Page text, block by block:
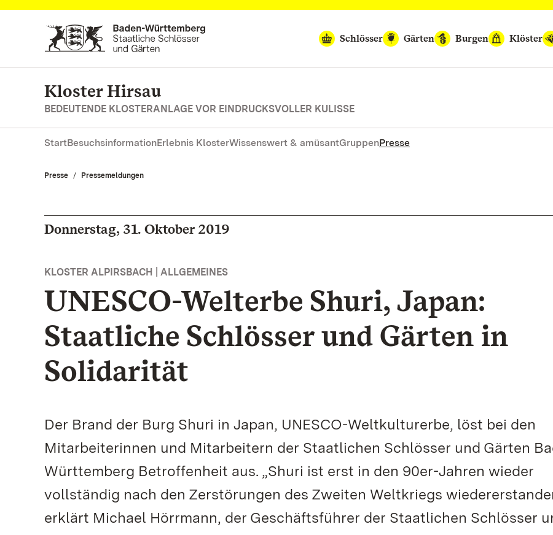
Zum Hauptinhalt springen
Schlösser
Gärten Burgen Klöster
Kloster Hirsau
BEDEUTENDE KLOSTERANLAGE VOR EINDRUCKSVOLLER KULISSE
StartBesuchsinformationErlebnis KlosterWissenswert & amüsantGruppenPresse
Presse Pressemeldungen
Donnerstag, 31. Oktober 2019
KLOSTER ALPIRSBACH | ALLGEMEINES
UNESCO-Welterbe Shuri, Japan:
Staatliche Schlösser und Gärten in
Solidarität
Der Brand der Burg Shuri in Japan, UNESCO-Weltkulturerbe, löst bei den
Mitarbeiterinnen und Mitarbeitern der Staatlichen Schlösser und Gärten
Württemberg Betroffenheit aus. „Shuri ist erst in den 90er-Jahren wieder
vollständig nach den Zerstörungen des Zweiten Weltkriegs
erklärt Michael Hörrmann, der Geschäftsführer der Staatlichen Schlösser